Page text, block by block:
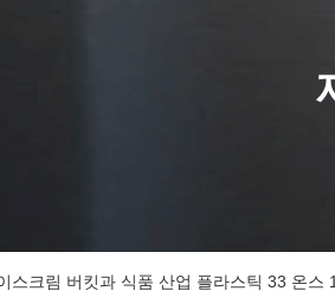
스크림 버킷과 식품 산업 플라스틱 33 온스